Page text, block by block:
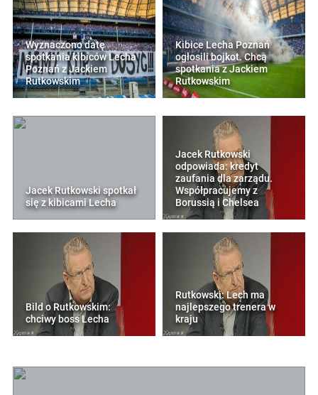
Wyznaczono datę
spotkania kibiców Lecha
Poznań z Jackiem
Rutkowskim
Kibice Lecha Poznań
ogłosili bojkot. Chcą
spotkania z Jackiem
Rutkowskim
Jacek Rutkowski spotkał
się z kibicami Lecha
Jacek Rutkowski
odpowiada: kredyt
zaufania dla zarządu.
Współpracujemy z
Borussią i Chelsea
Bild o Rutkowskim:
chciwy boss Lecha
Rutkowski: Lech ma
najlepszego trenera w
kraju